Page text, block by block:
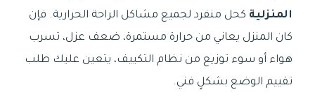
المنزلية كحل منفرد لجميع مشاكل الراحة الحرارية. فإن
كان المنزل يعاني من حرارة مستمرة، ضعف عزل، تسرب
هواء أو سوء توزيع من نظام التكييف، يتعين عليك طلب
تقييم الوضع بشكلٍ فني.